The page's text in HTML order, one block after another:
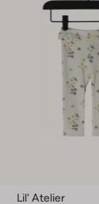
Lil' Atelier